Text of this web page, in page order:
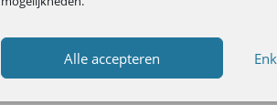
Alle accepteren